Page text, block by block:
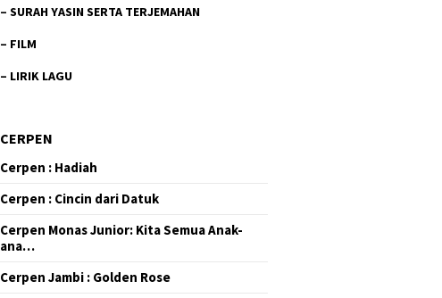
–SURAH YASIN SERTA TERJEMAHAN
– FILM
– LIRIK LAGU
CERPEN
Cerpen : Hadiah
Cerpen : Cincin dari Datuk
Cerpen Monas Junior: Kita Semua Anak-
ana…
Cerpen Jambi : Golden Rose